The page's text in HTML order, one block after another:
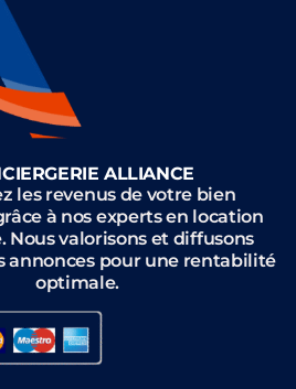
ALLIANCE
les revenus de votre bien
à nos experts en location
Nous valorisons et diffusons
annonces pour une rentabilité
optimale.